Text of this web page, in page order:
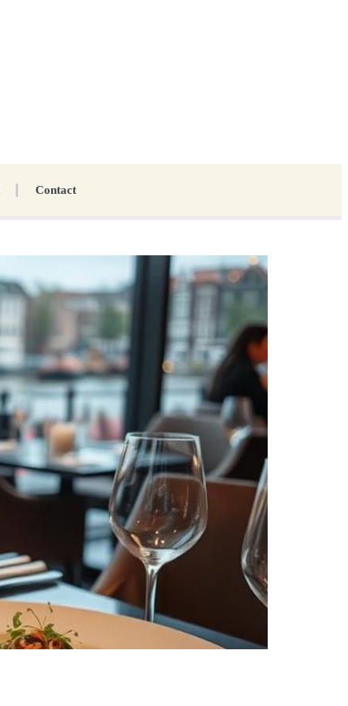
Contact